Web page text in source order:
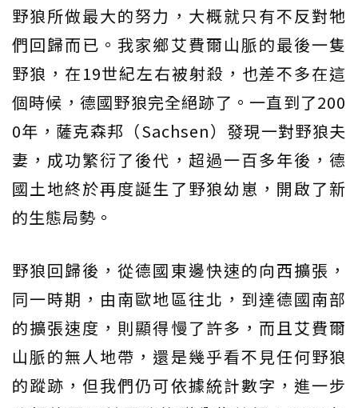
野狼所做最大的努力，大概就只有不反對牠
們回歸而已。我家鄉艾費爾山脈的最後一隻
野狼，在19世紀左右被射殺，也差不多在這
個時候，德國野狼完全絕跡了。一直到了200
0年，薩克森邦（Sachsen）發現一對野狼夫
妻，成功繁衍了後代，超過一百多年後，德
國土地終於再度誕生了野狼幼崽，開啟了新
的生態局勢。
野狼回歸後，從德國東邊快速的向西擴張，
同一時期，由南歐地區往北，到達德國南部
的擴張速度，則顯得慢了許多，而且艾費爾
山脈的無人地帶，還是幾乎看不見任何野狼
的蹤跡，但我們仍可依據統計數字，進一步